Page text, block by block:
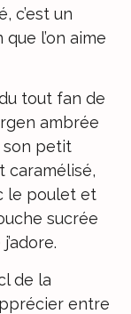
c’est un
l’on aime
tout fan de
ambrée
son petit
caramélisé,
le poulet et
sucrée
de la
entre